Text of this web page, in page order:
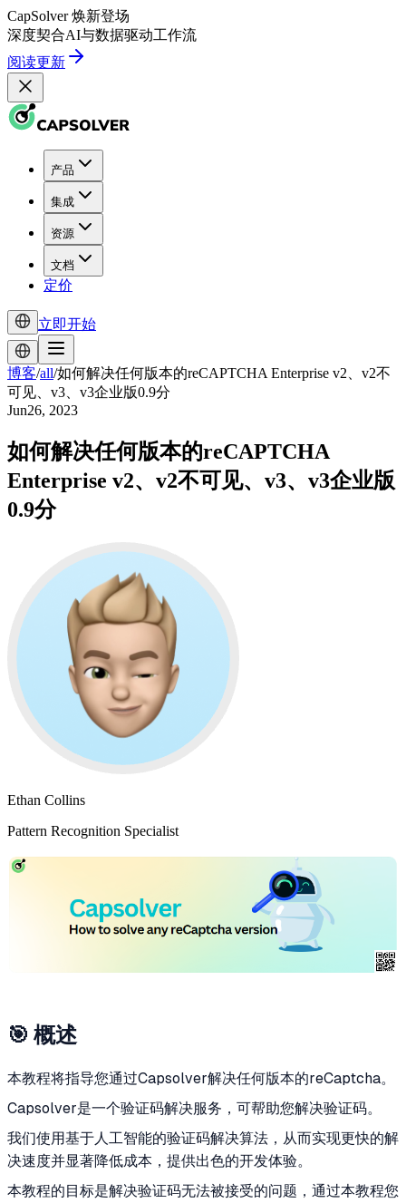
CapSolver 焕新登场
深度契合AI与数据驱动工作流
阅读更新
产品
集成
资源
文档
定价
立即开始
博客/all/如何解决任何版本的reCAPTCHA Enterprise v2、v2不
可见、v3、v3企业版0.9分
Jun26, 2023
如何解决任何版本的reCAPTCHA
Enterprise v2、v2不可见、v3、v3企业版
0.9分
Ethan Collins
Pattern Recognition Specialist
🎯 概述
本教程将指导您通过Capsolver解决任何版本的reCaptcha。
Capsolver是一个验证码解决服务，可帮助您解决验证码。
我们使用基于人工智能的验证码解决算法，从而实现更快的解
决速度并显著降低成本，提供出色的开发体验。
本教程的目标是解决验证码无法被接受的问题，通过本教程您